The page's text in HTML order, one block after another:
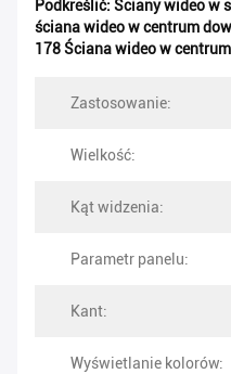
Podkreślić: Ściany wideo w
ściana wideo w centrum
178 Ściana wideo w
Zastosowanie:
Wielkość:
Kąt widzenia:
Parametr panelu:
Kant:
Wyświetlanie kolorów: